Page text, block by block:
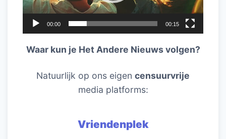
00:00 00:15
Waar kun je Het Andere Nieuws volgen?
Natuurlijk op ons eigen censuurvrije
media platforms:
Vriendenplek